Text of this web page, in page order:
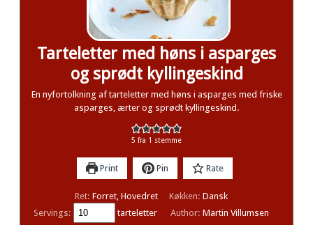
Tarteletter med høns i asparges
og sprødt kyllingeskind
En nyfortolkning af tarteletter med høns i asparges med friske
asparges, ærter og sprødt kyllingeskind.
5 fra 1 stemme
Print Pin Rate
Ret: Forret, Hovedret Køkken: Dansk
Servings:
tarteletter Author: Martin Villumsen